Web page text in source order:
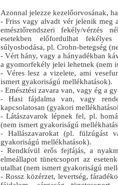
Azonnal jelezze kezelőorvosának,
- Friss vagy alvadt vér jelenik meg
emésztőrendszeri fekély/vérzés
esetekben előfordulhat fekélyes
súlyosbodása, pl. Crohn-betegség
- Vért hány, vagy a hányadékban
a gyomorfekély jelei lehetnek (nem
- Véres lesz a vizelete, ami
ismert gyakoriságú mellékhatások).
- Emésztési zavara van, vagy ég a
- Hasi fájdalma van, vagy
kapcsolatosan (gyakori
- Látászavarok lépnek fel, pl.
(nem ismert gyakoriságú
- Hallászavarokat (pl. fülzúgást
gyakoriságú mellékhatások).
- Rendkívül erős fejfájás, a
elmeállapot tünetcsoport az
utalhat (nem ismert gyakoriságú
- Rossz közérzet, levertség,